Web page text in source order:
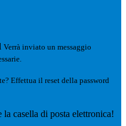
Verrà inviato un messaggio
Effettua il reset della password
casella di posta elettronica!